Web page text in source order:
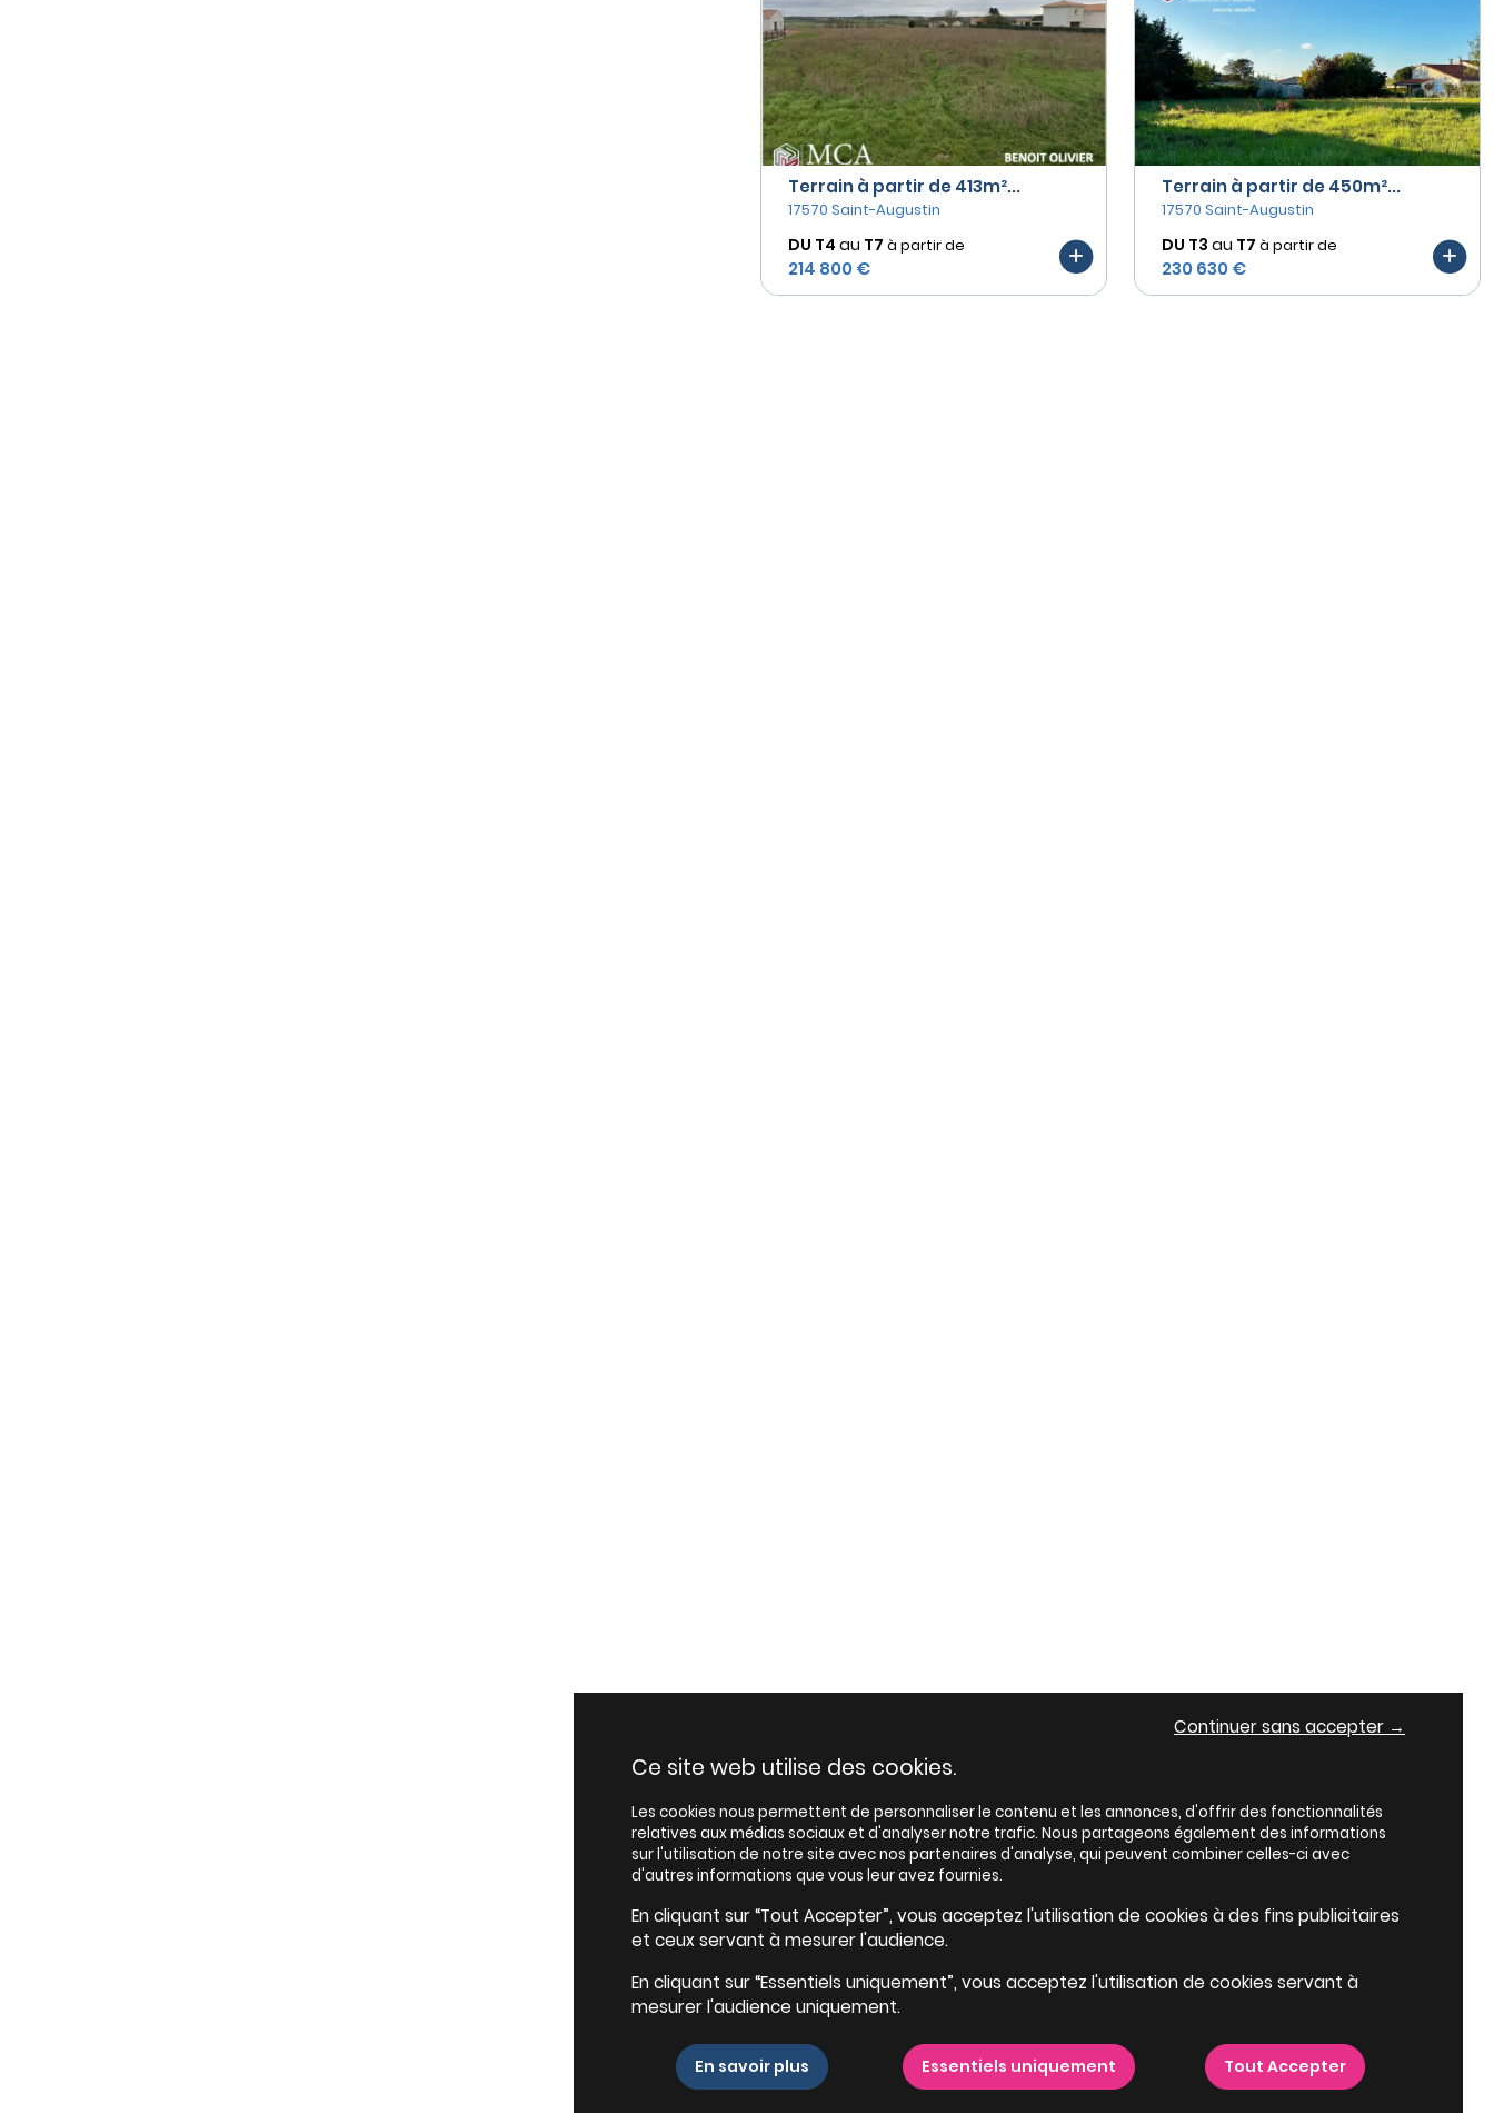
Terrain à partir de 413m²...
17570 Saint-Augustin
DU T4 au T7 à partir de
214 800 €
Terrain à partir de 450m²...
17570 Saint-Augustin
DU T3 au T7 à partir de
230 630 €
Continuer sans accepter →
Ce site web utilise des cookies.
Les cookies nous permettent de personnaliser le contenu et les annonces, d'offrir des fonctionnalités
relatives aux médias sociaux et d'analyser notre trafic. Nous partageons également des informations
sur l'utilisation de notre site avec nos partenaires d'analyse, qui peuvent combiner celles-ci avec
d'autres informations que vous leur avez fournies.
En cliquant sur “Tout Accepter”, vous acceptez l'utilisation de cookies à des fins publicitaires
et ceux servant à mesurer l'audience.
En cliquant sur “Essentiels uniquement”, vous acceptez l'utilisation de cookies servant à
mesurer l'audience uniquement.
En savoir plus Essentiels uniquement Tout Accepter